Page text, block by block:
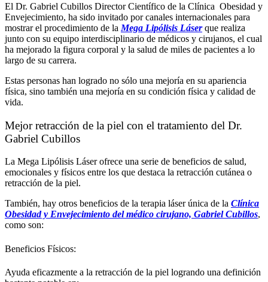
El Dr. Gabriel Cubillos Director Científico de la Clínica Obesidad y
Envejecimiento, ha sido invitado por canales internacionales para
mostrar el procedimiento de la Mega Lipólisis Láserque realiza
junto con su equipo interdisciplinario de médicos y cirujanos, el cual
ha mejorado la figura corporal y la salud de miles de pacientes a lo
largo de su carrera.
Estas personas han logrado no sólo una mejoría en su apariencia
física, sino también una mejoría en su condición física y calidad de
vida.
Mejor retracción de la piel con el tratamiento del Dr.
Gabriel Cubillos
La Mega Lipólisis Láser ofrece una serie de beneficios de salud,
emocionales y físicos entre los que destaca la retracción cutánea o
retracción de la piel.
También, hay otros beneficios de la terapia láser única de la Clínica
Obesidad y Envejecimiento del médico cirujano, Gabriel Cubillos,
como son:
Beneficios Físicos:
Ayuda eficazmente a la retracción de la piel logrando una definición